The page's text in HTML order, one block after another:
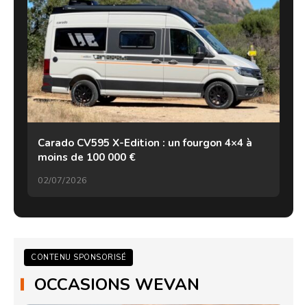
Carado CV595 X-Edition : un fourgon 4×4 à
moins de 100 000 €
02/07/2026
CONTENU SPONSORISÉ
OCCASIONS WEVAN